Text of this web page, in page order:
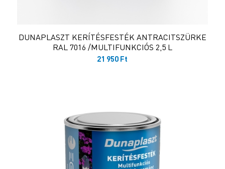
DUNAPLASZT KERÍTÉSFESTÉK ANTRACITSZÜRKE
RAL 7016 /MULTIFUNKCIÓS 2,5 L
21 950 Ft